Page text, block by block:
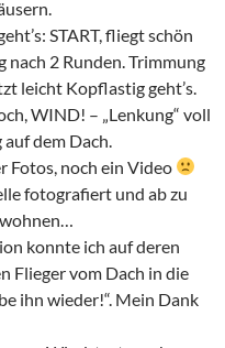
START, fliegt schön
nach 2 Runden. Trimmung
leicht Kopflastig geht’s.
WIND! – „Lenkung“ voll
dem Dach.
Fotos, noch ein Video
fotografiert und ab zu
konnte ich auf deren
Flieger vom Dach in die
ihn wieder!“. Mein Dank